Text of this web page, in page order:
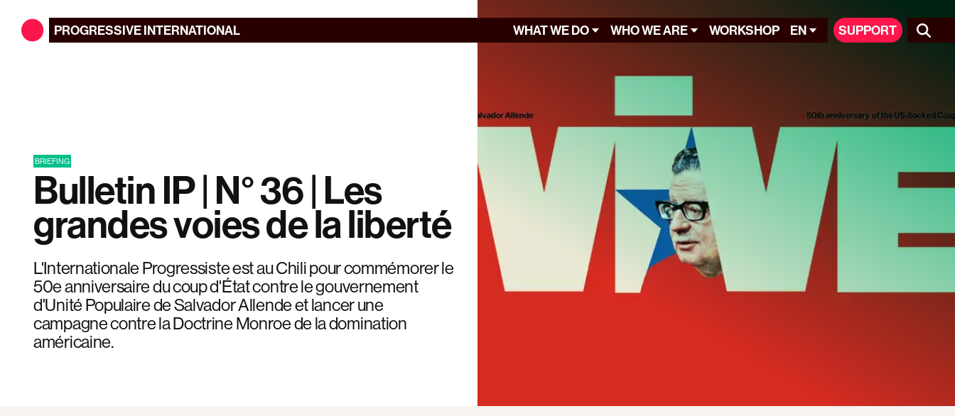
PROGRESSIVEINTERNATIONAL WHAT WE DO WHO WE ARE WORKSHOP EN SUPPORT
BRIEFING
Bulletin IP | N° 36 | Les
grandes voies de la liberté
L'Internationale Progressiste est au Chili pour commémorer le
50e anniversaire du coup d'État contre le gouvernement
d'Unité Populaire de Salvador Allende et lancer une
campagne contre la Doctrine Monroe de la domination
américaine.